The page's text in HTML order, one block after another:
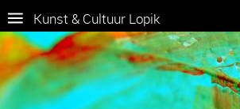
Kunst & Cultuur Lopik